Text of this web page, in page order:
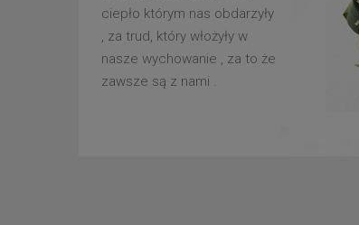
ciepło którym nas obdarzyły
, za trud, który włożyły w
nasze wychowanie , za to że
zawsze są z nami .